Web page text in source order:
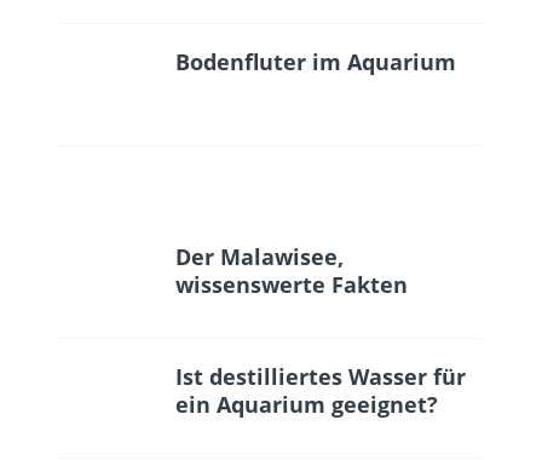
Bodenfluter im Aquarium
Der Malawisee,
wissenswerte Fakten
Ist destilliertes Wasser für
ein Aquarium geeignet?